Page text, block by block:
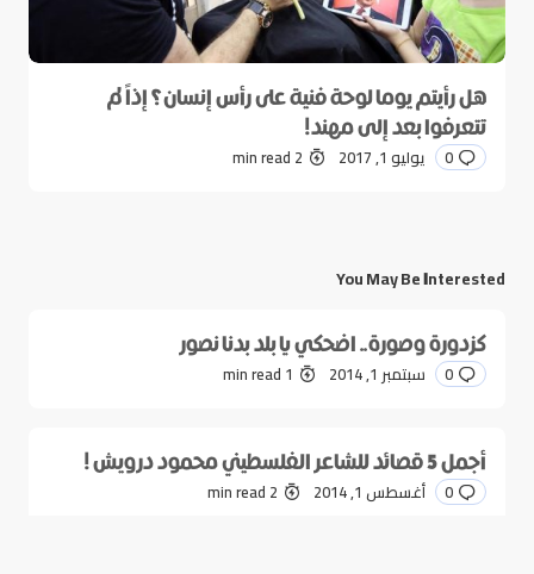
هل رأيتم يوما لوحة فنية على رأس إنسان؟ إذاً لم
تتعرفوا بعد إلى مهند!
0 يوليو 1, 2017 2 min read
You May Be Interested
كزدورة وصورة.. اضحكي يا بلد بدنا نصور
0 سبتمبر 1, 2014 1 min read
أجمل 5 قصائد للشاعر الفلسطيني محمود درويش !
0 أغسطس 1, 2014 2 min read